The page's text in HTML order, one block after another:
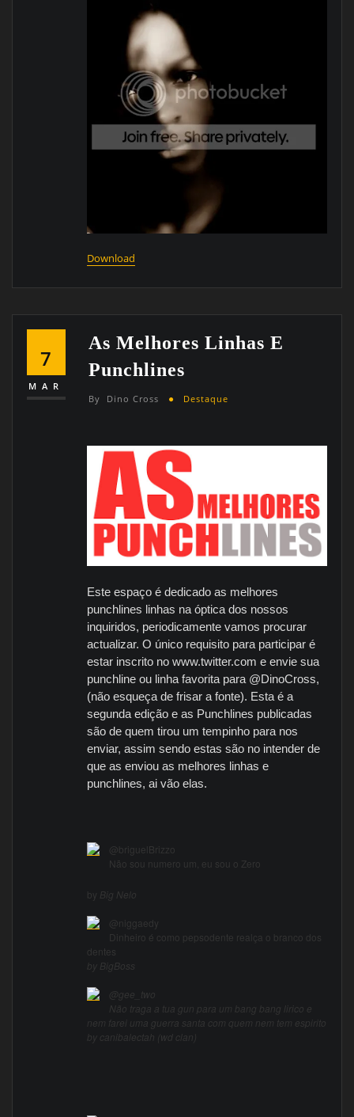
Download
7
MAR
As Melhores Linhas E
Punchlines
By Dino Cross Destaque
Este espaço é dedicado as melhores
punchlines linhas na óptica dos nossos
inquiridos, periodicamente vamos procurar
actualizar. O único requisito para participar é
estar inscrito no www.twitter.com e envie sua
punchline ou linha favorita para @DinoCross,
(não esqueça de frisar a fonte). Esta é a
segunda edição e as Punchlines publicadas
são de quem tirou um tempinho para nos
enviar, assim sendo estas são no intender de
que as enviou as melhores linhas e
punchlines, ai vão elas.
@briguelBrizzo
Não sou numero um, eu sou o Zero
by Big Nelo
@niggaedy
Dinheiro é como pepsodente realça o branco dos
dentes
by BigBoss
@gee_two
Não traga a tua gun para um bang bang lirico e
nem farei uma guerra santa com quem nem tem espirito
by canibalectah (wd clan)